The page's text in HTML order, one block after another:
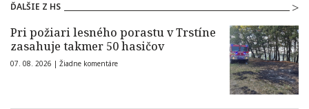
ĎALŠIE Z HS
Pri požiari lesného porastu v Trstíne
zasahuje takmer 50 hasičov
07. 08. 2026 | Žiadne komentáre